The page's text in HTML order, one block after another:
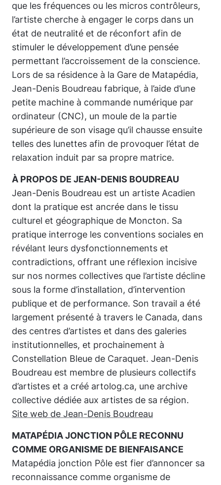
que les fréquences ou les micros contrôleurs,
l’artiste cherche à engager le corps dans un
état de neutralité et de réconfort afin de
stimuler le développement d’une pensée
permettant l’accroissement de la conscience.
Lors de sa résidence à la Gare de Matapédia,
Jean-Denis Boudreau fabrique, à l’aide d’une
petite machine à commande numérique par
ordinateur (CNC), un moule de la partie
supérieure de son visage qu’il chausse ensuite
telles des lunettes afin de provoquer l’état de
relaxation induit par sa propre matrice.
À PROPOS DE JEAN-DENIS BOUDREAU
Jean-Denis Boudreau est un artiste Acadien
dont la pratique est ancrée dans le tissu
culturel et géographique de Moncton. Sa
pratique interroge les conventions sociales en
révélant leurs dysfonctionnements et
contradictions, offrant une réflexion incisive
sur nos normes collectives que l’artiste décline
sous la forme d’installation, d’intervention
publique et de performance. Son travail a été
largement présenté à travers le Canada, dans
des centres d’artistes et dans des galeries
institutionnelles, et prochainement à
Constellation Bleue de Caraquet. Jean-Denis
Boudreau est membre de plusieurs collectifs
d’artistes et a créé artolog.ca, une archive
collective dédiée aux artistes de sa région.
Site web de Jean-Denis Boudreau
MATAPÉDIA JONCTION PÔLE RECONNU
COMME ORGANISME DE BIENFAISANCE
Matapédia jonction Pôle est fier d’annoncer sa
reconnaissance comme organisme de